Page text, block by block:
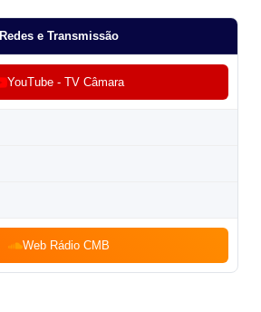
Redes e Transmissão
YouTube - TV Câmara
Web Rádio CMB